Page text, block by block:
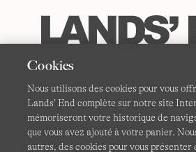
Cookies -Gérer mes paramètres
Lands' End à
Cookies
Nous utilisons des cookies pour vous
Lands’ End complète sur notre site
mémoriseront votre historique de
que vous avez ajouté à votre panier.
autres, des cookies pour vous présenter